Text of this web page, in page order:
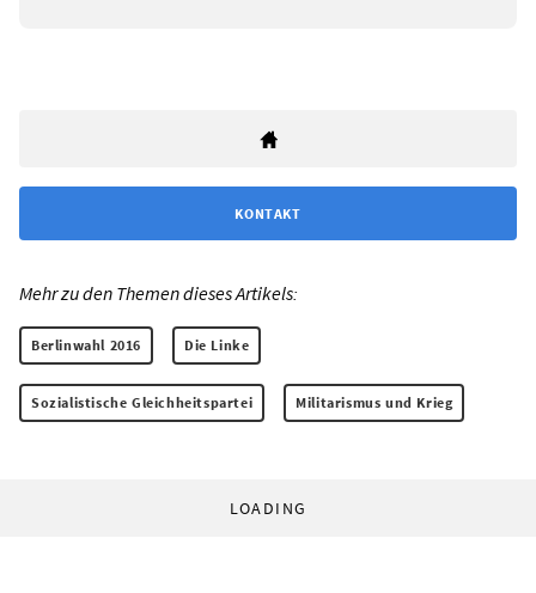
KONTAKT
Mehr zu den Themen dieses Artikels:
Berlinwahl 2016 Die Linke
Sozialistische Gleichheitspartei Militarismus und Krieg
LOADING